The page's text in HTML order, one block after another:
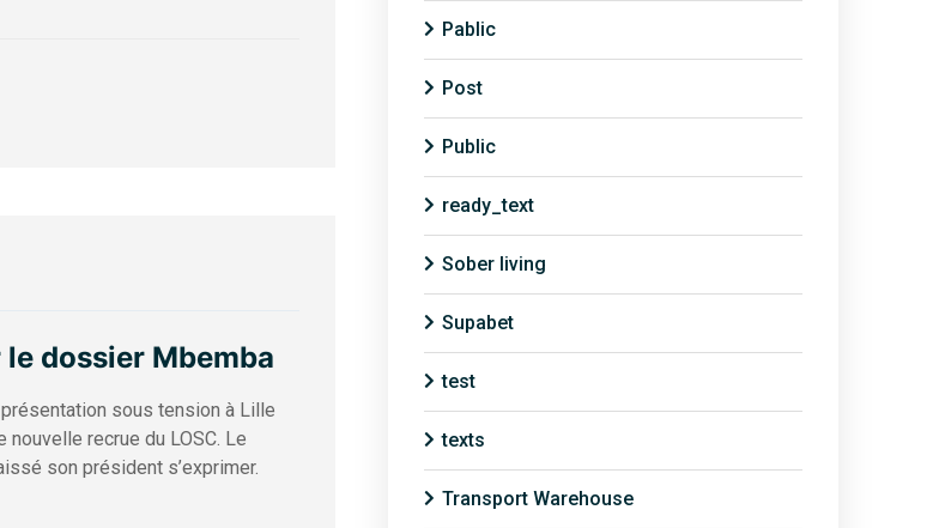
le dossier Mbemba
sous tension à Lille
recrue du LOSC. Le
son président s’exprimer.
Pablic
Post
Public
ready_text
Sober living
Supabet
test
texts
Transport Warehouse